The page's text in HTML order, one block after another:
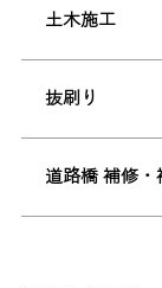
土木施工
抜刷り
道路橋 補修・